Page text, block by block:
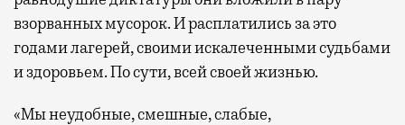
взорванных мусорок. И расплатились за это
годами лагерей, своими искалеченными судьбами
и здоровьем. По сути, всей своей жизнью.
«Мы неудобные, смешные, слабые,